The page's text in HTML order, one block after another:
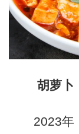
胡萝卜
2023年，